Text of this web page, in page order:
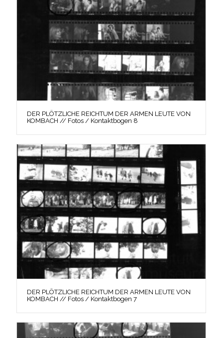
DER PLÖTZLICHE REICHTUM DER ARMEN LEUTE VON
KOMBACH // Fotos / Kontaktbogen 8
DER PLÖTZLICHE REICHTUM DER ARMEN LEUTE VON
KOMBACH // Fotos / Kontaktbogen 7